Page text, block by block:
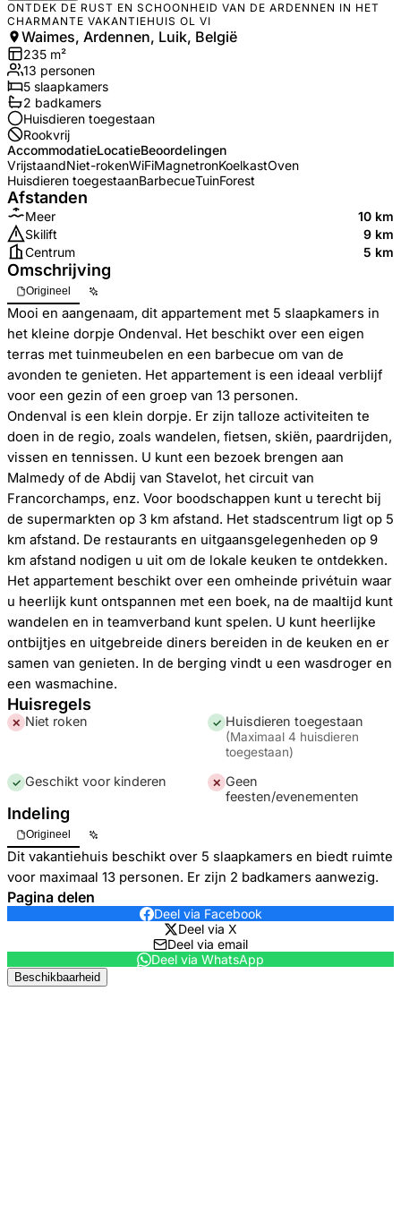
ONTDEK DE RUST EN SCHOONHEID VAN DE ARDENNEN IN HET
CHARMANTE VAKANTIEHUIS OL VI
Waimes, Ardennen, Luik, België
235 m²
13 personen
5 slaapkamers
2 badkamers
Huisdieren toegestaan
Rookvrij
AccommodatieLocatieBeoordelingen
VrijstaandNiet-rokenWiFiMagnetronKoelkastOven
Huisdieren toegestaanBarbecueTuinForest
Afstanden
Meer
10 km
Skilift
9 km
Centrum
5 km
Omschrijving
Origineel
Mooi en aangenaam, dit appartement met 5 slaapkamers in
het kleine dorpje Ondenval. Het beschikt over een eigen
terras met tuinmeubelen en een barbecue om van de
avonden te genieten. Het appartement is een ideaal verblijf
voor een gezin of een groep van 13 personen.
Ondenval is een klein dorpje. Er zijn talloze activiteiten te
doen in de regio, zoals wandelen, fietsen, skiën, paardrijden,
vissen en tennissen. U kunt een bezoek brengen aan
Malmedy of de Abdij van Stavelot, het circuit van
Francorchamps, enz. Voor boodschappen kunt u terecht bij
de supermarkten op 3 km afstand. Het stadscentrum ligt op 5
km afstand. De restaurants en uitgaansgelegenheden op 9
km afstand nodigen u uit om de lokale keuken te ontdekken.
Het appartement beschikt over een omheinde privétuin waar
u heerlijk kunt ontspannen met een boek, na de maaltijd kunt
wandelen en in teamverband kunt spelen. U kunt heerlijke
ontbijtjes en uitgebreide diners bereiden in de keuken en er
samen van genieten. In de berging vindt u een wasdroger en
een wasmachine.
Huisregels
✕ Niet roken ✓ Huisdieren toegestaan
(Maximaal 4 huisdieren
toegestaan)
✓ Geschikt voor kinderen ✕ Geen
feesten/evenementen
Indeling
Origineel
Dit vakantiehuis beschikt over 5 slaapkamers en biedt ruimte
voor maximaal 13 personen. Er zijn 2 badkamers aanwezig.
Pagina delen
Deel via Facebook
Deel via X
Deel via email
Deel via WhatsApp
Beschikbaarheid